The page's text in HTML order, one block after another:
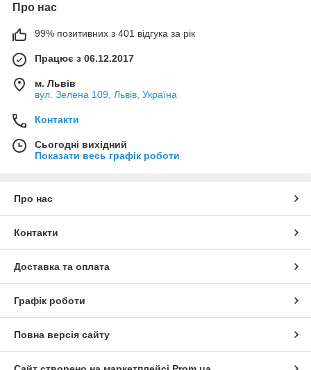
Про нас
99% позитивних з 401 відгука за рік
Працює з 06.12.2017
м. Львів
вул. Зелена 109, Львів, Україна
Контакти
Сьогодні вихідний
Показати весь графік роботи
Про нас
Контакти
Доставка та оплата
Графік роботи
Повна версія сайту